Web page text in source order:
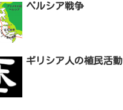
ペルシア戦争
ギリシア人の植民活動